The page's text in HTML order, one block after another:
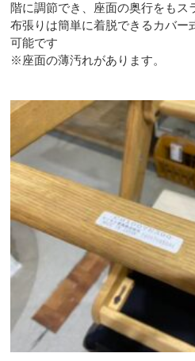
階に調節でき、座面の奥行をもス
布張りは簡単に着脱できるカバー
可能です
※座面の薄汚れがあります。